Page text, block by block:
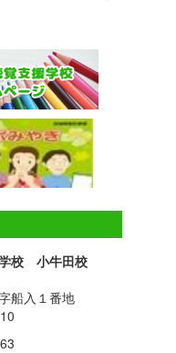
校 小牛田校
船入１番地